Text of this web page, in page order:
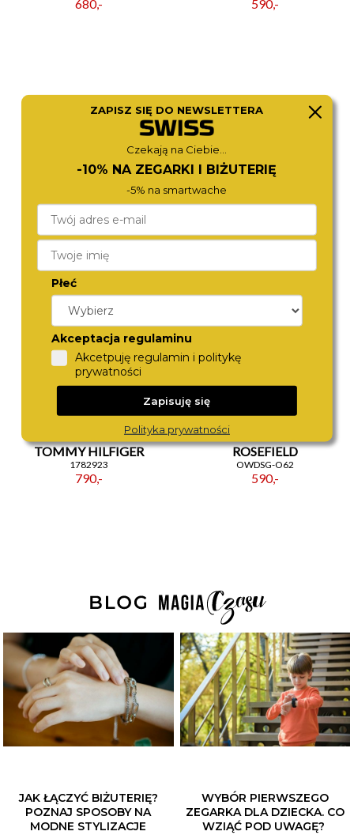
680,- 590,-
ROSEFIELD
MWGMG-M01
590,- 790,-
TOMMY HILFIGER
1782923
790,-
ROSEFIELD
OWDSG-O62
590,-
JAK ŁĄCZYĆ BIŻUTERIĘ?
POZNAJ SPOSOBY NA
MODNE STYLIZACJE
WYBÓR PIERWSZEGO
ZEGARKA DLA DZIECKA. CO
WZIĄĆ POD UWAGĘ?
ZAPISZ SIĘ DO NEWSLETTERA
Czekają na Ciebie...
-10% NA ZEGARKI I BIŻUTERIĘ
-5% na smartwache
Płeć
Akceptacja regulaminu
Akcetpuję regulamin i politykę
prywatności
Zapisuję się
Polityka prywatności